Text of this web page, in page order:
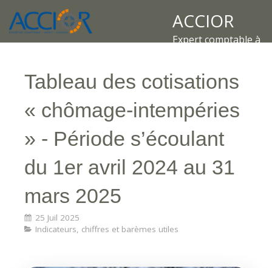
ACCIOR
Expert comptable à
Tableau des cotisations
« chômage-intempéries
» - Période s’écoulant
du 1er avril 2024 au 31
mars 2025
25 Juil 2025
Indicateurs, chiffres et barèmes utiles